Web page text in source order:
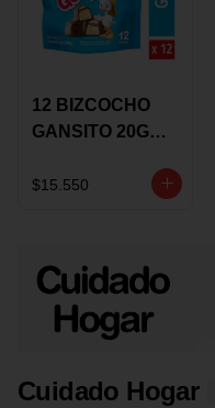
12 BIZCOCHO
GANSITO 20G
MERMELADA
$15.550
Cuidado Hogar